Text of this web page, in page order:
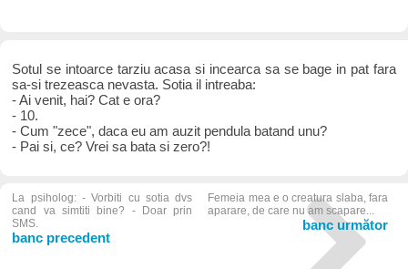
Sotul se intoarce tarziu acasa si incearca sa se bage in pat fara
sa-si trezeasca nevasta. Sotia il intreaba:
- Ai venit, hai? Cat e ora?
- 10.
- Cum "zece", daca eu am auzit pendula batand unu?
- Pai si, ce? Vrei sa bata si zero?!
La psiholog: - Vorbiti cu sotia dvs
cand va simtiti bine? - Doar prin
SMS.
banc precedent
Femeia mea e o creatura slaba, fara
aparare, de care nu am scapare...
banc următor